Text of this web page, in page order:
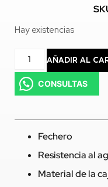
Hay existencias
AÑADIR AL
CONSULTAS
Fechero
Resistencia al
Material de la